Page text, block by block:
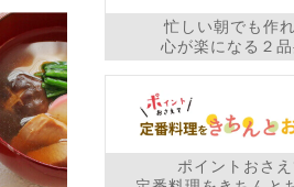
忙しい朝でも作
心が楽になる２品
ポイントおさえ